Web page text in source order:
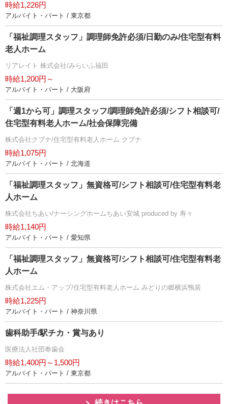
時給1,226円
アルバイト・パート / 東京都
「福祉調理スタッフ」調理師免許必須/日勤のみ/住宅型有料
老人ホーム
リアレイト 株式会社/みらいふ福田
時給1,200円～
アルバイト・パート / 大阪府
「週1から可」調理スタッフ/調理師免許必須/シフト相談可/
住宅型有料老人ホーム/社会保障完備
株式会社クプナ/住宅型有料老人ホーム クプナ
時給1,075円
アルバイト・パート / 北海道
「福祉調理スタッフ」無資格可/シフト相談可/住宅型有料老
人ホーム
株式会社ちあい/ナーシングホームちあい安城 produced by 寿々
時給1,140円
アルバイト・パート / 愛知県
「福祉調理スタッフ」無資格可/シフト相談可/住宅型有料老
人ホーム
株式会社エム・アップ/住宅型有料老人ホーム みどりの郷横浜鴨居
時給1,225円
アルバイト・パート / 神奈川県
歯科助手/駅チカ・賞与あり
医療法人社団奉歯会
時給1,400円～1,500円
アルバイト・パート / 東京都